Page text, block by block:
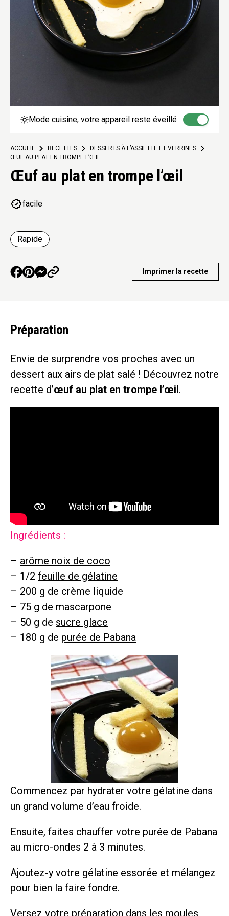
Mode cuisine, votre appareil reste éveillé
ACCUEIL > RECETTES > DESSERTS À L’ASSIETTE ET VERRINES
>
ŒUF AU PLAT EN TROMPE L’ŒIL
Œuf au plat en trompe l’œil
facile
Rapide
Imprimer la recette
Préparation
Envie de surprendre vos proches avec un
dessert aux airs de plat salé ! Découvrez notre
recette d’œuf au plat en trompe l’œil.
Ingrédients :
– arôme noix de coco
– 1/2 feuille de gélatine
– 200 g de crème liquide
– 75 g de mascarpone
– 50 g de sucre glace
– 180 g de purée de Pabana
Commencez par hydrater votre gélatine dans
un grand volume d’eau froide.
Ensuite, faites chauffer votre purée de Pabana
au micro-ondes 2 à 3 minutes.
Ajoutez-y votre gélatine essorée et mélangez
pour bien la faire fondre.
Versez votre préparation dans les moules